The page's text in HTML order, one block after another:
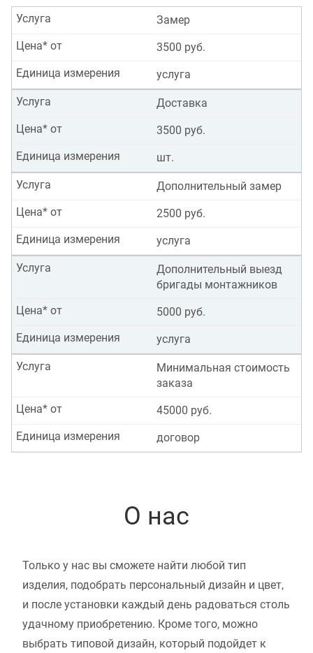
Замер
Услуга
3500 руб.
Цена* от
услуга
Единица измерения
Доставка
Услуга
3500 руб.
Цена* от
шт.
Единица измерения
Дополнительный замер
Услуга
2500 руб.
Цена* от
услуга
Единица измерения
Дополнительный выезд
бригады монтажников
Услуга
5000 руб.
Цена* от
услуга
Единица измерения
Минимальная стоимость
заказа
Услуга
45000 руб.
Цена* от
договор
Единица измерения
О нас
Только у нас вы сможете найти любой тип
изделия, подобрать персональный дизайн и цвет,
и после установки каждый день радоваться столь
удачному приобретению. Кроме того, можно
выбрать типовой дизайн, который подойдет к